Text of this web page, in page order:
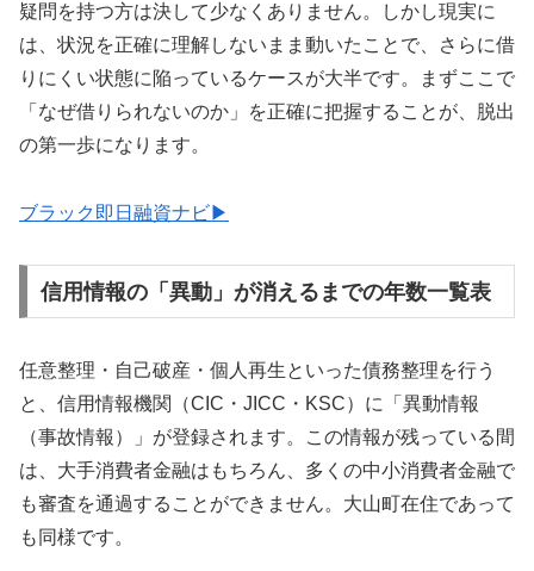
疑問を持つ方は決して少なくありません。しかし現実に
は、状況を正確に理解しないまま動いたことで、さらに借
りにくい状態に陥っているケースが大半です。まずここで
「なぜ借りられないのか」を正確に把握することが、脱出
の第一歩になります。
ブラック即日融資ナビ▶
信用情報の「異動」が消えるまでの年数一覧表
任意整理・自己破産・個人再生といった債務整理を行う
と、信用情報機関（CIC・JICC・KSC）に「異動情報
（事故情報）」が登録されます。この情報が残っている間
は、大手消費者金融はもちろん、多くの中小消費者金融で
も審査を通過することができません。大山町在住であって
も同様です。